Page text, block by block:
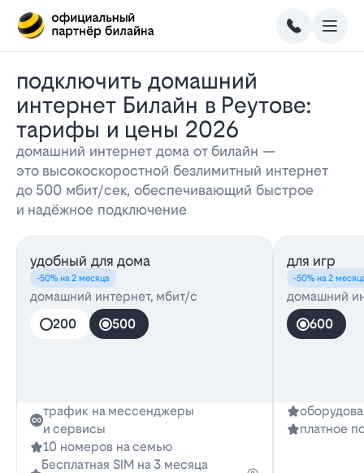
Подключить домашний
интернет Билайн в Реутове:
тарифы и цены 2026
домашний интернет дома от билайн —
это высокоскоростной безлимитный интернет
до 500 мбит/сек, обеспечивающий быстрое
и надёжное подключение
удобный для дома
-50% на 2 месяца
домашний интернет, мбит/с
200
500
трафик на мессенджеры
и сервисы
10 номеров на семью
Бесплатная SIM на 3 месяца
для игр
-50% на 2
домашний
600
платное